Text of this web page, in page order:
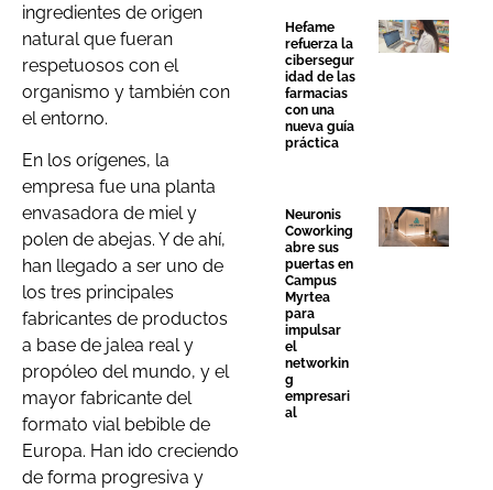
ingredientes de origen
natural que fueran
respetuosos con el
organismo y también con
el entorno.
En los orígenes, la
empresa fue una planta
envasadora de miel y
polen de abejas. Y de ahí,
han llegado a ser uno de
los tres principales
fabricantes de productos
a base de jalea real y
propóleo del mundo, y el
mayor fabricante del
formato vial bebible de
Europa. Han ido creciendo
de forma progresiva y
Hefame
refuerza la
cibersegur
idad de las
farmacias
con una
nueva guía
práctica
Neuronis
Coworking
abre sus
puertas en
Campus
Myrtea
para
impulsar
el
networkin
g
empresari
al